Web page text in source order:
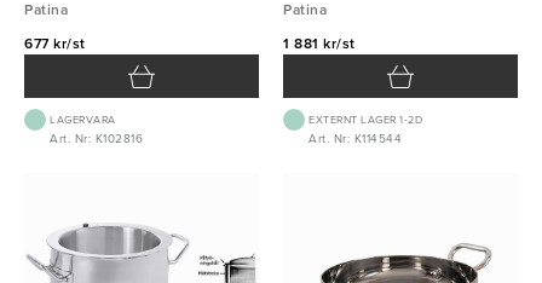
Patina
677 kr/st
LAGERVARA
Art. Nr: K102816
Patina
1 881 kr/st
EXTERNT LAGER 1-2D
Art. Nr: K114544